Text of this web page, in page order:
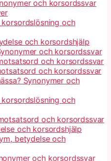
och korsordssvar
och
och korsordshjälp
och korsordssvar
och korsordssvar
och korsordssvar
Synonymer och
och
och korsordssvar
och korsordshjälp
betydelse och
och korsordssvar